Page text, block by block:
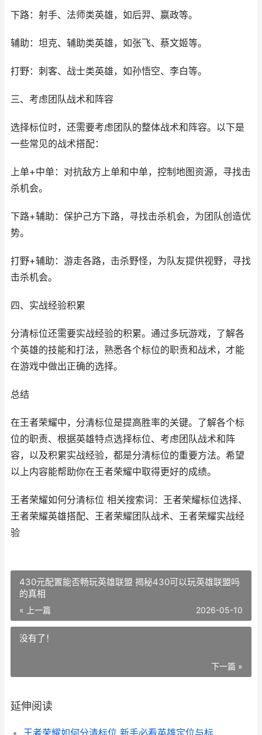
下路：射手、法师类英雄，如后羿、嬴政等。
辅助：坦克、辅助类英雄，如张飞、蔡文姬等。
打野：刺客、战士类英雄，如孙悟空、李白等。
三、考虑团队战术和阵容
选择标位时，还需要考虑团队的整体战术和阵容。以下是
一些常见的战术搭配：
上单+中单：对抗敌方上单和中单，控制地图资源，寻找击
杀机会。
下路+辅助：保护己方下路，寻找击杀机会，为团队创造优
势。
打野+辅助：游走各路，击杀野怪，为队友提供视野，寻找
击杀机会。
四、实战经验积累
分清标位还需要实战经验的积累。通过多玩游戏，了解各
个英雄的技能和打法，熟悉各个标位的职责和战术，才能
在游戏中做出正确的选择。
总结
在王者荣耀中，分清标位是提高胜率的关键。了解各个标
位的职责、根据英雄特点选择标位、考虑团队战术和阵
容，以及积累实战经验，都是分清标位的重要方法。希望
以上内容能帮助你在王者荣耀中取得更好的成绩。
王者荣耀如何分清标位 相关搜索词：王者荣耀标位选择、
王者荣耀英雄搭配、王者荣耀团队战术、王者荣耀实战经
验
430元配置能否畅玩英雄联盟 揭秘430可以玩英雄联盟吗
的真相
« 上一篇 2026-05-10
没有了！
下一篇 »
延伸阅读